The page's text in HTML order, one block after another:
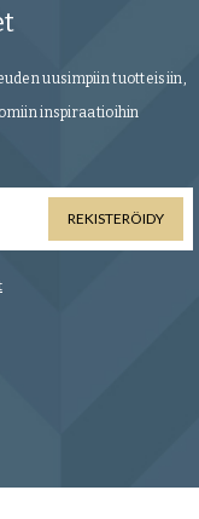
uusimpiin tuotteisiin,
inspiraatioihin
REKISTERÖIDY